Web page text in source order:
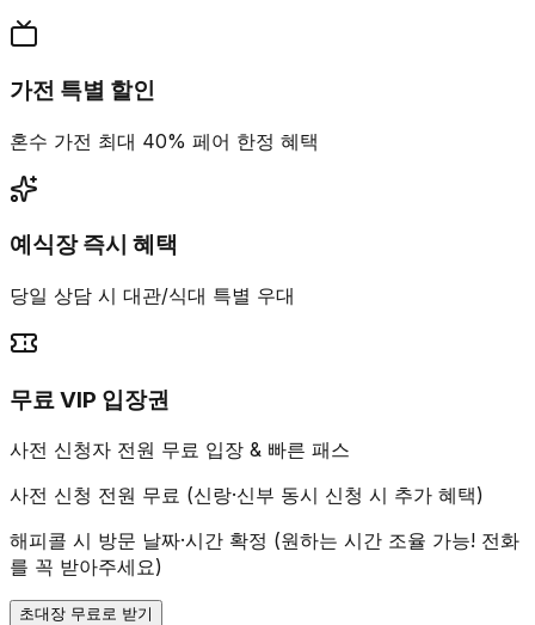
가전 특별 할인
혼수 가전 최대 40% 페어 한정 혜택
예식장 즉시 혜택
당일 상담 시 대관/식대 특별 우대
무료 VIP 입장권
사전 신청자 전원 무료 입장 & 빠른 패스
사전 신청 전원 무료 (신랑·신부 동시 신청 시 추가 혜택)
해피콜 시 방문 날짜·시간 확정 (원하는 시간 조율 가능! 전화
를 꼭 받아주세요)
초대장 무료로 받기